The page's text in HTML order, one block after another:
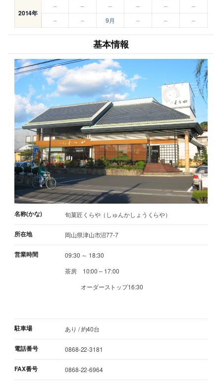
2014年
– – – – –
–
–
– 9月 – – –
基本情報
名称(かな) 旬菓匠くらや（しゅんかしょうくらや）
所在地 岡山県津山市沼77-7
営業時間
09:30 ～ 18:30
茶房 10:00 – 17:00
オーダーストップ16:30
駐車場 あり / 約40台
電話番号 0868-22-3181
FAX番号 0868-22-6964